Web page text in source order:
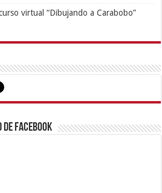
virtual “Dibujando a Carabobo”
Facebook